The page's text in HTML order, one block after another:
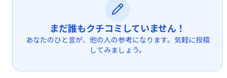
まだ誰もクチコミしていません！
あなたのひと言が、他の人の参考になります。気軽に投稿
してみましょう。